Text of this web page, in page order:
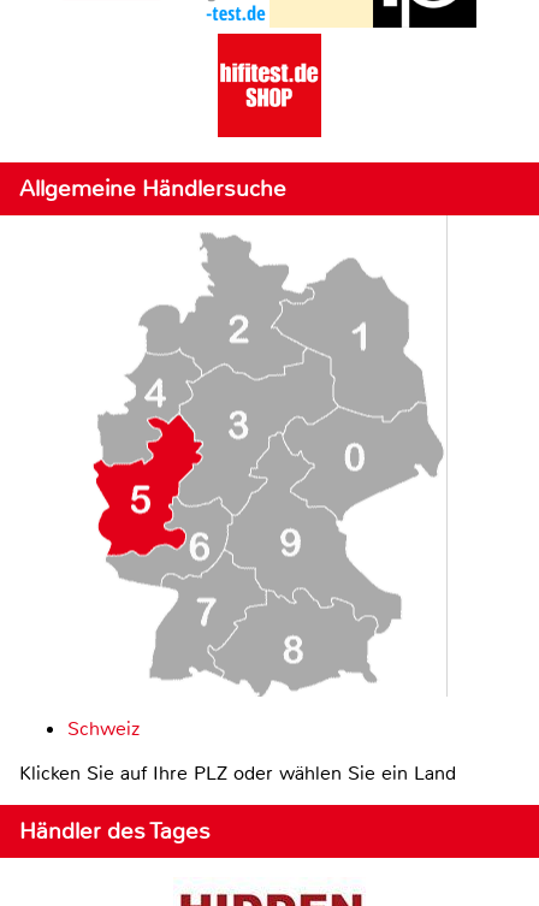
Allgemeine Händlersuche
Schweiz
Klicken Sie auf Ihre PLZ oder wählen Sie ein Land
Händler des Tages